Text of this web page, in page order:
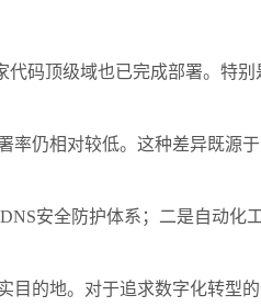
代码顶级域也已完成部署。特
率仍相对较低。这种差异既源
DNS安全防护体系；二是自动化
的地。对于追求数字化转型